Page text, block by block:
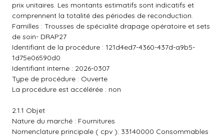
prix unitaires. Les montants estimatifs sont indicatifs et
comprennent la totalité des périodes de reconduction.
Familles : Trousses de spécialité drapage opératoire et sets
de soin- DRAP27
Identifiant de la procédure : 121d4ed7-4360-437d-a9b5-
1d75e06590d0
Identifiant interne : 2026-0307
Type de procédure : Ouverte
La procédure est accélérée : non
2.1.1 Objet
Nature du marché : Fournitures
Nomenclature principale ( cpv ): 33140000 Consommables